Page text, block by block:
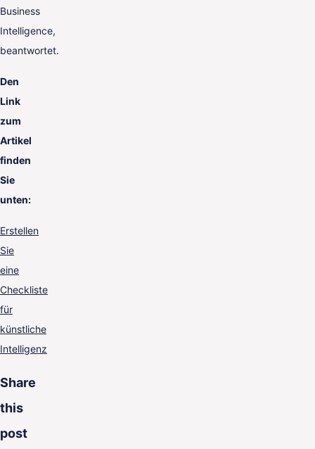
Business
Intelligence,
beantwortet.
Den
Link
zum
Artikel
finden
Sie
unten:
Erstellen
Sie
eine
Checkliste
für
künstliche
Intelligenz
Share
this
post